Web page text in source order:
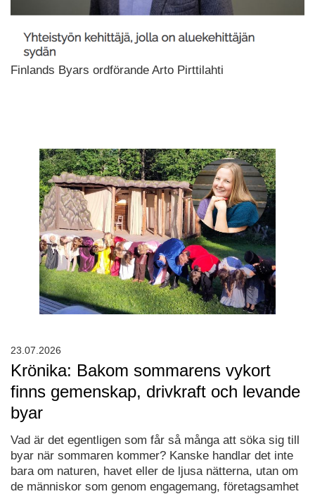
Finlands Byars ordförande Arto Pirttilahti
Krönika: Bakom sommarens vykort
finns gemenskap, drivkraft och levande
byar
Vad är det egentligen som får så många att söka sig till
byar när sommaren kommer? Kanske handlar det inte
bara om naturen, havet eller de ljusa nätterna, utan om
de människor som genom engagemang, företagsamhet
23.07.2026